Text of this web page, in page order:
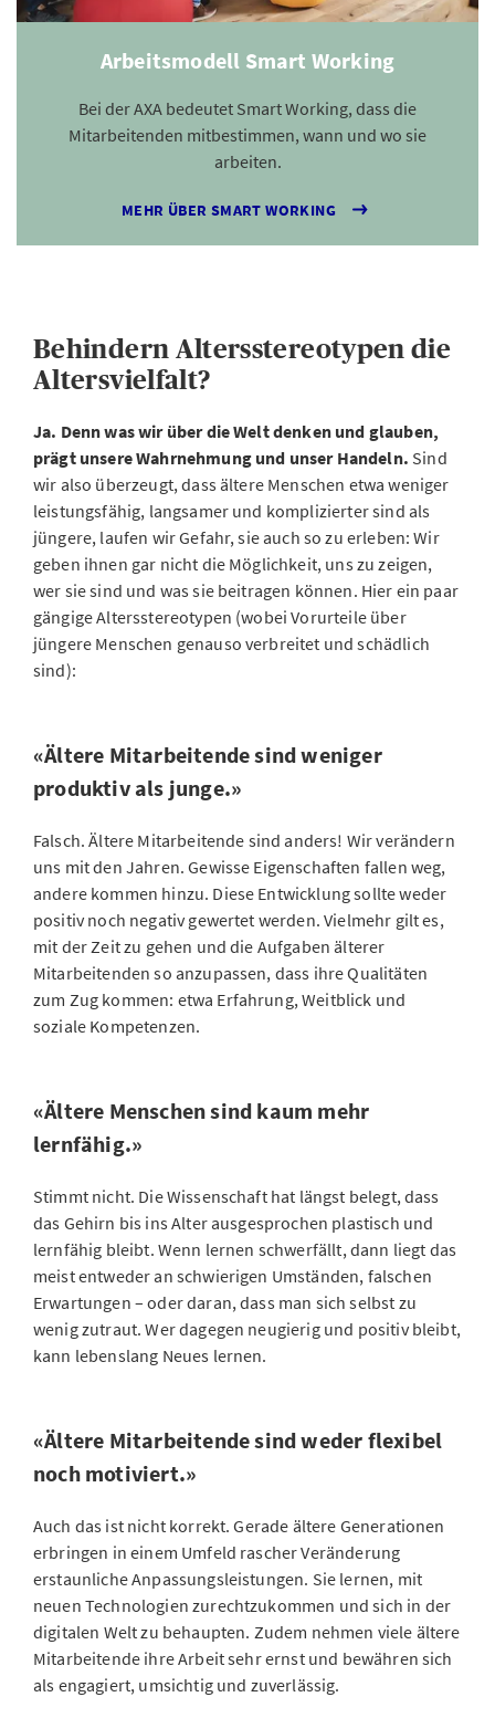
Arbeitsmodell Smart Working
Bei der AXA bedeutet Smart Working, dass die
Mitarbeitenden mitbestimmen, wann und wo sie
arbeiten.
MEHR ÜBER SMART WORKING
Behindern Altersstereotypen die
Altersvielfalt?
Ja. Denn was wir über die Welt denken und glauben,
prägt unsere Wahrnehmung und unser Handeln. Sind
wir also überzeugt, dass ältere Menschen etwa weniger
leistungsfähig, langsamer und komplizierter sind als
jüngere, laufen wir Gefahr, sie auch so zu erleben: Wir
geben ihnen gar nicht die Möglichkeit, uns zu zeigen,
wer sie sind und was sie beitragen können. Hier ein paar
gängige Altersstereotypen (wobei Vorurteile über
jüngere Menschen genauso verbreitet und schädlich
sind):
«Ältere Mitarbeitende sind weniger
produktiv als junge.»
Falsch. Ältere Mitarbeitende sind anders! Wir verändern
uns mit den Jahren. Gewisse Eigenschaften fallen weg,
andere kommen hinzu. Diese Entwicklung sollte weder
positiv noch negativ gewertet werden. Vielmehr gilt es,
mit der Zeit zu gehen und die Aufgaben älterer
Mitarbeitenden so anzupassen, dass ihre Qualitäten
zum Zug kommen: etwa Erfahrung, Weitblick und
soziale Kompetenzen.
«Ältere Menschen sind kaum mehr
lernfähig.»
Stimmt nicht. Die Wissenschaft hat längst belegt, dass
das Gehirn bis ins Alter ausgesprochen plastisch und
lernfähig bleibt. Wenn lernen schwerfällt, dann liegt das
meist entweder an schwierigen Umständen, falschen
Erwartungen – oder daran, dass man sich selbst zu
wenig zutraut. Wer dagegen neugierig und positiv bleibt,
kann lebenslang Neues lernen.
«Ältere Mitarbeitende sind weder flexibel
noch motiviert.»
Auch das ist nicht korrekt. Gerade ältere Generationen
erbringen in einem Umfeld rascher Veränderung
erstaunliche Anpassungsleistungen. Sie lernen, mit
neuen Technologien zurechtzukommen und sich in der
digitalen Welt zu behaupten. Zudem nehmen viele ältere
Mitarbeitende ihre Arbeit sehr ernst und bewähren sich
als engagiert, umsichtig und zuverlässig.